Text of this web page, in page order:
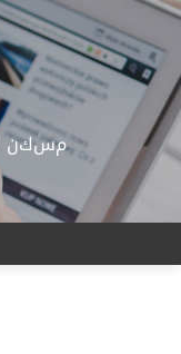
مسكن